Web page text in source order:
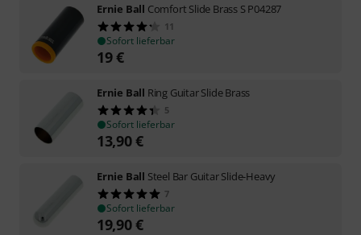
Ernie Ball Comfort Slide Brass S P04287
11
Sofort lieferbar
19€
Ernie Ball Ring Guitar Slide Brass
5
Sofort lieferbar
13,90€
Ernie Ball Steel Bar Guitar Slide-Heavy
7
Sofort lieferbar
19,90€